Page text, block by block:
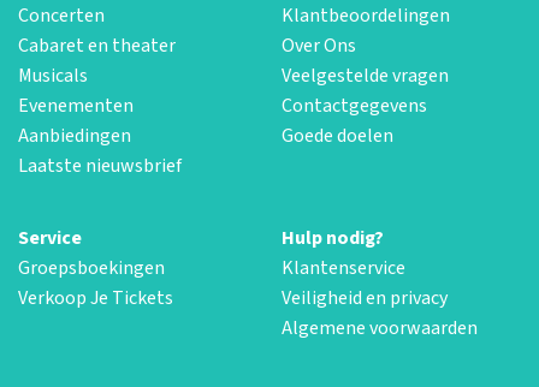
Concerten
Cabaret en theater
Musicals
Evenementen
Aanbiedingen
Laatste nieuwsbrief
Klantbeoordelingen
Over Ons
Veelgestelde vragen
Contactgegevens
Goede doelen
Service
Groepsboekingen
Verkoop Je Tickets
Hulp nodig?
Klantenservice
Veiligheid en privacy
Algemene voorwaarden